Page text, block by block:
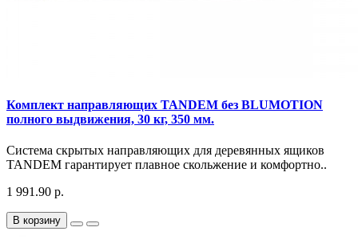
Комплект направляющих TANDEM без BLUMOTION
полного выдвижения, 30 кг, 350 мм.
Система скрытых направляющих для деревянных ящиков
TANDEM гарантирует плавное скольжение и комфортно..
1 991.90 р.
В корзину